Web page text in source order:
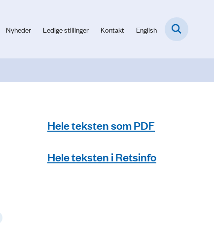
Nyheder Ledige stillinger Kontakt English
Hele teksten som PDF
Hele teksten i Retsinfo